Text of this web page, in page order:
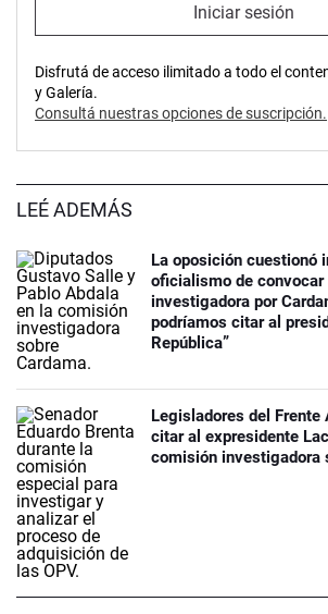
Iniciar sesión
Disfrutá de acceso ilimitado a todo el
y Galería.
Consultá nuestras opciones de suscripción.
LEÉ ADEMÁS
La oposición cuestionó
oficialismo de convocar
investigadora por
podríamos citar al
República”
Legisladores del Frente
citar al expresidente
comisión investigadora